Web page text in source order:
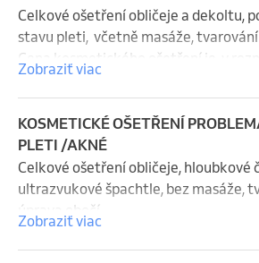
Celkové ošetření obličeje a dekoltu,
stavu pleti,  včetně masáže,
Cena kosmetického ošetření je  v
2200 Kč.
Zobraziť viac
KOSMETICKÉ OŠETŘENÍ
PLETI /AKNÉ
Celkové ošetření obličeje, hloubkové
ultrazvukové špachtle, bez masáže,
úprava obočí.
Cena kosmetického ošetření je  v
1590 Kč.
Zobraziť viac